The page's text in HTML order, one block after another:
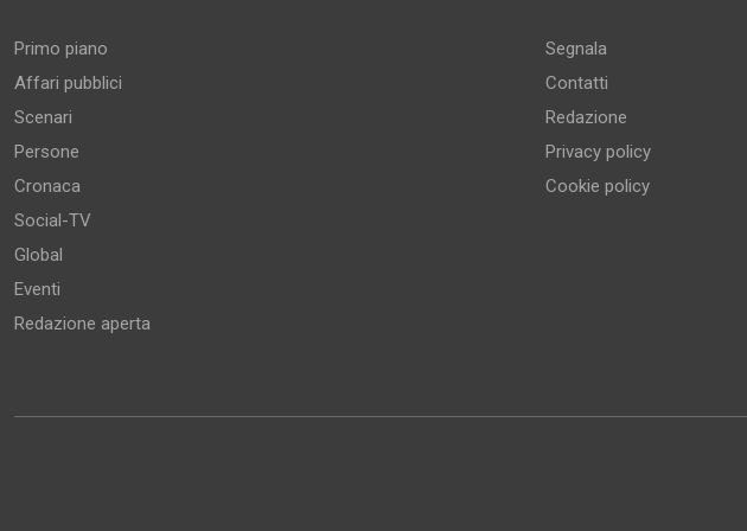
Primo piano
Affari pubblici
Scenari
Persone
Cronaca
Social-TV
Global
Eventi
Redazione aperta
Segnala
Contatti
Redazione
Privacy policy
Cookie policy